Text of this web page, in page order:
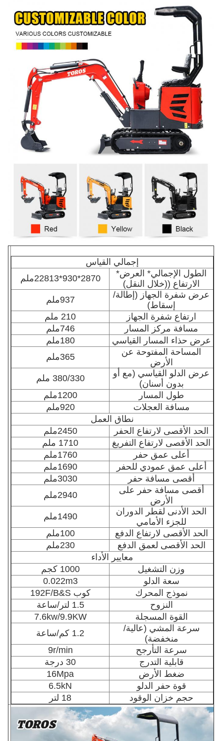
إجمالي القياس
الطول الإجمالي* العرض*
الارتفاع ((خلال النقل)
2870*930*22813ملم
عرض شفرة الجهاز (إطالة/
إسقاط)
937ملم
ارتفاع شفرة الجهاز
210 ملم
مسافة مركز المسار
746ملم
عرض حذاء المسار القياسي
180ملم
المساحة المفتوحة عن
الأرض
365ملم
عرض الدلو القياسي (مع أو
بدون أسنان)
380/330 ملم
طول المسار
1200ملم
مسافة العجلات
920ملم
نطاق العمل
الحد الأقصى لارتفاع الحفر
2450ملم
الحد الأقصى لارتفاع التفريغ
1710 ملم
أعلى عمق حفر
1760ملم
أعلى عمق عمودي للحفر
1690ملم
أقصى مسافة حفر
3030ملم
أقصى مسافة حفر على
الأرض
2940ملم
الحد الأدنى لقطر الدوران
للجزء الأمامي
1490ملم
الحد الأقصى لارتفاع الدفع
100ملم
الحد الأقصى لعمق الدفع
230ملم
معايير الأداء
وزن التشغيل
1000 كجم
سعة الدلو
0.022m3
نموذج المحرك
كوب 192F/B&S
النزوح
1.5 لتر/ساعة
القوة المسجلة
7.6kw/9.9KW
سرعة المشي (عالية/
منخفضة)
1.2 كم/ساعة
سرعة التأرجح
9r/min
قابلية التدرج
30 درجة
ضغط الأرض
16Mpa
قوة حفر الدلو
6.5kN
حجم خزان الوقود
18 لتر